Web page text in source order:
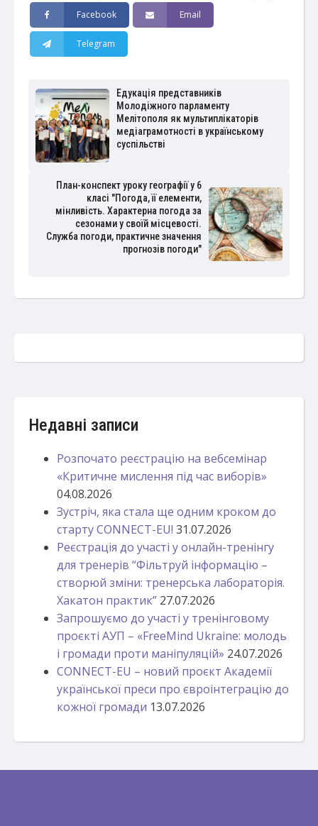
Facebook Email
Telegram
Едукація представників
Молодіжного парламенту
Мелітополя як мультиплікаторів
медіаграмотності в українському
суспільстві
План-конспект уроку географії у 6
класі "Погода, її елементи,
мінливість. Характерна погода за
сезонами у своїй місцевості.
Служба погоди, практичне значення
прогнозів погоди"
Недавні записи
Розпочато реєстрацію на вебсемінар
«Критичне мислення під час виборів»
04.08.2026
Зустріч, яка стала ще одним кроком до
старту CONNECT-EU! 31.07.2026
Реєстрація до участі у онлайн-тренінгу
для тренерів “Фільтруй інформацію –
створюй зміни: тренерська лабораторія.
Хакатон практик” 27.07.2026
Запрошуємо до участі у тренінговому
проєкті АУП – «FreeMind Ukraine: молодь
і громади проти маніпуляцій» 24.07.2026
CONNECT-EU – новий проєкт Академії
української преси про євроінтеграцію до
кожної громади 13.07.2026